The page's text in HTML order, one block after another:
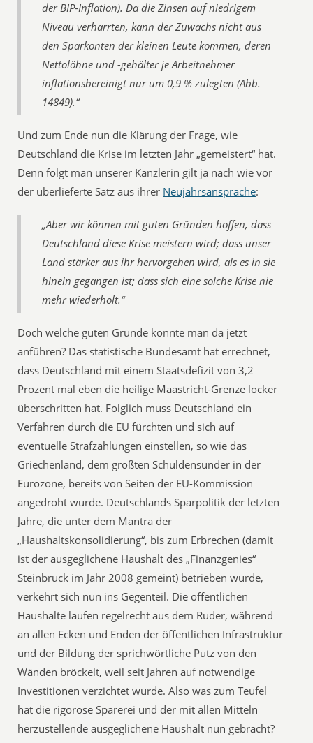
der BIP-Inflation). Da die Zinsen auf niedrigem
Niveau verharrten, kann der Zuwachs nicht aus
den Sparkonten der kleinen Leute kommen, deren
Nettolöhne und -gehälter je Arbeitnehmer
inflationsbereinigt nur um 0,9 % zulegten (Abb.
14849).“
Und zum Ende nun die Klärung der Frage, wie
Deutschland die Krise im letzten Jahr „gemeistert“ hat.
Denn folgt man unserer Kanzlerin gilt ja nach wie vor
der überlieferte Satz aus ihrer Neujahrsansprache:
„Aber wir können mit guten Gründen hoffen, dass
Deutschland diese Krise meistern wird; dass unser
Land stärker aus ihr hervorgehen wird, als es in sie
hinein gegangen ist; dass sich eine solche Krise nie
mehr wiederholt.“
Doch welche guten Gründe könnte man da jetzt
anführen? Das statistische Bundesamt hat errechnet,
dass Deutschland mit einem Staatsdefizit von 3,2
Prozent mal eben die heilige Maastricht-Grenze locker
überschritten hat. Folglich muss Deutschland ein
Verfahren durch die EU fürchten und sich auf
eventuelle Strafzahlungen einstellen, so wie das
Griechenland, dem größten Schuldensünder in der
Eurozone, bereits von Seiten der EU-Kommission
angedroht wurde. Deutschlands Sparpolitik der letzten
Jahre, die unter dem Mantra der
„Haushaltskonsolidierung“, bis zum Erbrechen (damit
ist der ausgeglichene Haushalt des „Finanzgenies“
Steinbrück im Jahr 2008 gemeint) betrieben wurde,
verkehrt sich nun ins Gegenteil. Die öffentlichen
Haushalte laufen regelrecht aus dem Ruder, während
an allen Ecken und Enden der öffentlichen Infrastruktur
und der Bildung der sprichwörtliche Putz von den
Wänden bröckelt, weil seit Jahren auf notwendige
Investitionen verzichtet wurde. Also was zum Teufel
hat die rigorose Sparerei und der mit allen Mitteln
herzustellende ausgeglichene Haushalt nun gebracht?